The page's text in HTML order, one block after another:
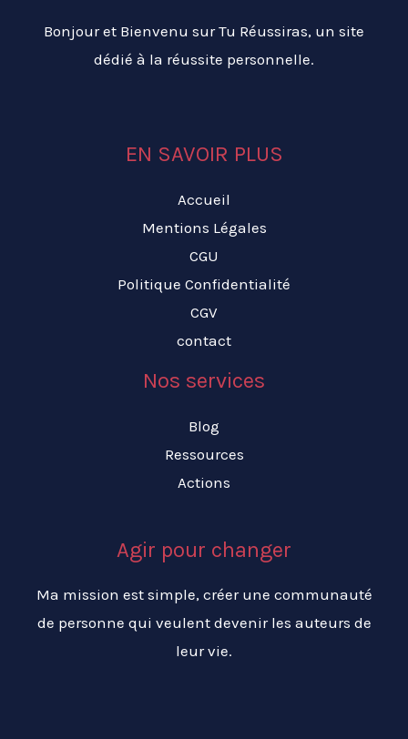
Bonjour et Bienvenu sur Tu Réussiras, un site
dédié à la réussite personnelle.
EN SAVOIR PLUS
Accueil
Mentions Légales
CGU
Politique Confidentialité
CGV
contact
Nos services
Blog
Ressources
Actions
Agir pour changer
Ma mission est simple, créer une communauté
de personne qui veulent devenir les auteurs de
leur vie.